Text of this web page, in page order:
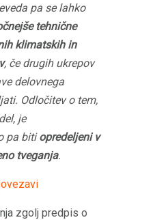
pa se lahko
tehnične
klimatskih in
, če drugih ukrepov
delovnega
Odločitev o tem,
je
pa bitiopredeljeni v
tveganja.
zgolj predpis o